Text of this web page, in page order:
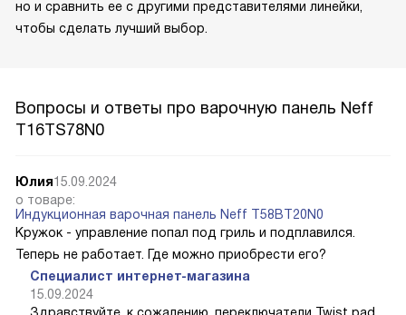
но и сравнить ее с другими представителями линейки,
чтобы сделать лучший выбор.
Вопросы и ответы про варочную панель Neff
T16TS78N0
Юлия15.09.2024
о товаре:
Индукционная варочная панель Neff T58BT20N0
Кружок - управление попал под гриль и подплавился.
Теперь не работает. Где можно приобрести его?
Специалист интернет-магазина
15.09.2024
Здравствуйте, к сожалению, переключатели Twist pad